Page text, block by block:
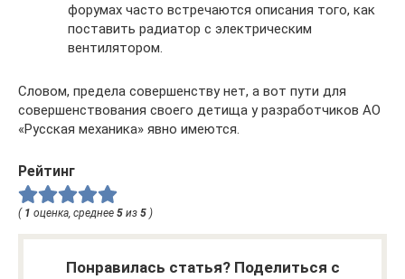
форумах часто встречаются описания того, как
поставить радиатор с электрическим
вентилятором.
Словом, предела совершенству нет, а вот пути для
совершенствования своего детища у разработчиков АО
«Русская механика» явно имеются.
Рейтинг
( 1 оценка, среднее 5 из 5 )
Понравилась статья? Поделиться с